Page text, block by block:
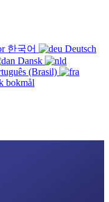
한국어
Deutsch
Dansk
(Brasil)
bokmål